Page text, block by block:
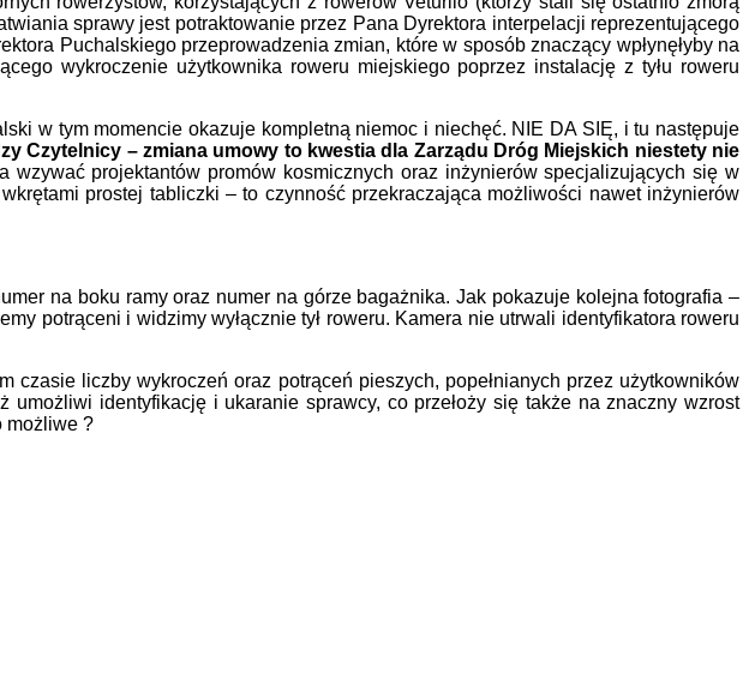
sprawy jest potraktowanie przez Pana Dyrektora interpelacji reprezentującego
Puchalskiego przeprowadzenia zmian, które w sposób znaczący wpłynęłyby na
wykroczenie użytkownika roweru miejskiego poprzez instalację z tyłu roweru
w tym momencie okazuje kompletną niemoc i niechęć. NIE DA SIĘ, i tu następuje
Czytelnicy – zmiana umowy to kwestia dla Zarządu Dróg Miejskich niestety nie
projektantów promów kosmicznych oraz inżynierów specjalizujących się w
prostej tabliczki – to czynność przekraczająca możliwości nawet inżynierów
na boku ramy oraz numer na górze bagażnika. Jak pokazuje kolejna fotografia –
potrąceni i widzimy wyłącznie tył roweru. Kamera nie utrwali identyfikatora roweru
liczby wykroczeń oraz potrąceń pieszych, popełnianych przez użytkowników
identyfikację i ukaranie sprawcy, co przełoży się także na znaczny wzrost
możliwe ?